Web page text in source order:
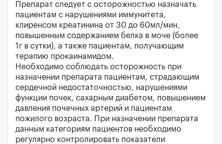
Препарат следует с осторожностью назначать
пациентам с нарушениями иммунитета,
клиренсом креатинина от 30 до 60мл/мин,
повышенным содержанием белка в моче (более
1г в сутки), а также пациентам, получающим
терапию прокаинамидом.
Необходимо соблюдать осторожность при
назначении препарата пациентам, страдающим
сердечной недостаточностью, нарушениями
функции почек, сахарным диабетом, повышением
давления почечных артерий и пациентам
пожилого возраста. При назначении препарата
данным категориям пациентов необходимо
регулярно контролировать показатели